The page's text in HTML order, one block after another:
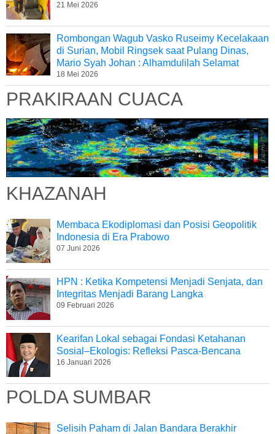
21 Mei 2026
Rombongan Wagub Vasko Ruseimy Kecelakaan
di Surian, Mobil Ringsek saat Pulang Dinas,
Mario Syah Johan : Alhamdulilah Selamat
18 Mei 2026
PRAKIRAAN CUACA
KHAZANAH
Membaca Ekodiplomasi dan Posisi Geopolitik
Indonesia di Era Prabowo
07 Juni 2026
HPN : Ketika Kompetensi Menjadi Senjata, dan
Integritas Menjadi Barang Langka
09 Februari 2026
Kearifan Lokal sebagai Fondasi Ketahanan
Sosial–Ekologis: Refleksi Pasca-Bencana
16 Januari 2026
POLDA SUMBAR
Selisih Paham di Jalan Bandara Berakhir